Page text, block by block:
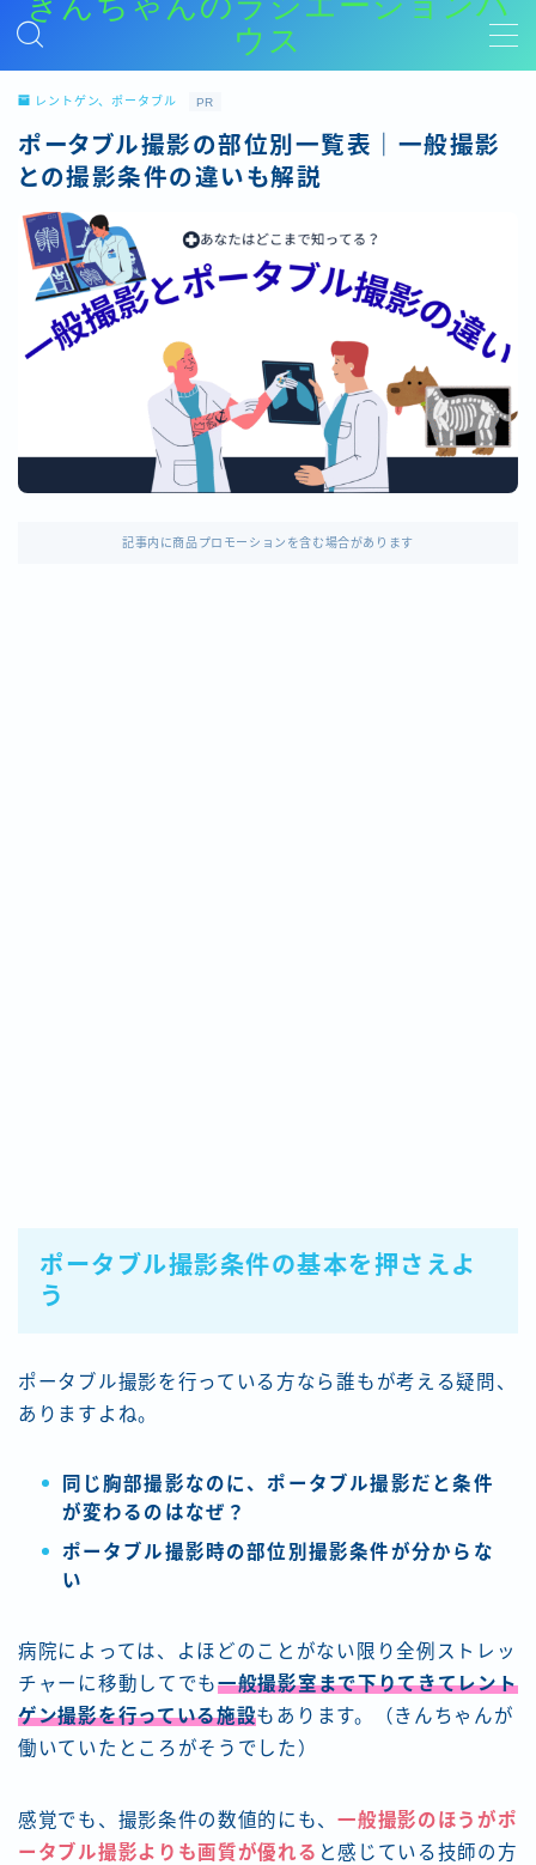
ウス
MENU
放射線技師を目指す学生、受験生の方へ
新人放射線技師はまずここから！ 新人放射線技師に向けての事柄をまとめたカテゴリー（新社会人の基礎、職場で何からやるか、胸写などの基礎業務のやり方など）
レントゲン、ポータブル
CT撮影に関連する内容をまとめたカテゴリー
MRIに関連する内容をまとめたカテゴリー
救命救急
レントゲン、ポータブル PR
ポータブル撮影の部位別一覧表｜一般撮影
との撮影条件の違いも解説
記事内に商品プロモーションを含む場合があります
ポータブル撮影条件の基本を押さえよ
う
ポータブル撮影を行っている方なら誰もが考える疑問、
ありますよね。
同じ胸部撮影なのに、ポータブル撮影だと条件
が変わるのはなぜ？
ポータブル撮影時の部位別撮影条件が分からな
い
病院によっては、よほどのことがない限り全例ストレッ
チャーに移動してでも一般撮影室まで下りてきてレント
ゲン撮影を行っている施設もあります。（きんちゃんが
働いていたところがそうでした）
感覚でも、撮影条件の数値的にも、一般撮影のほうがポ
ータブル撮影よりも画質が優れる と感じている技師の方